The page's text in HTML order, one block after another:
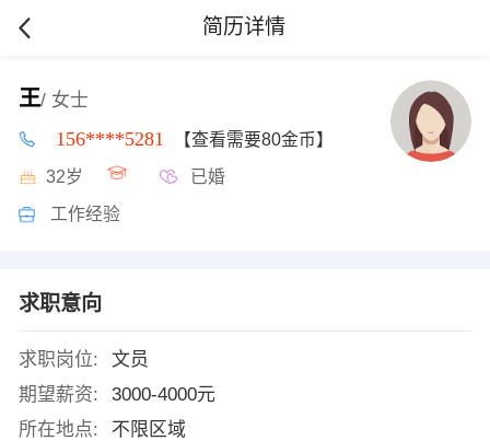
简历详情
王/ 女士
156****5281 【查看需要80金币】
32岁 已婚
工作经验
求职意向
求职岗位:
文员
期望薪资:
3000-4000元
所在地点:
不限区域